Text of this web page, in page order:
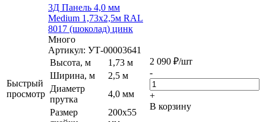
Быстрый
просмотр
3Д Панель 4,0 мм
Medium 1,73х2,5м RAL
8017 (шоколад) цинк
Много
Артикул: УТ-00003641
Высота, м
1,73 м
Ширина, м
2,5 м
Диаметр
прутка
4,0 мм
Размер
200х55
2 090 ₽/шт
-
+
В корзину